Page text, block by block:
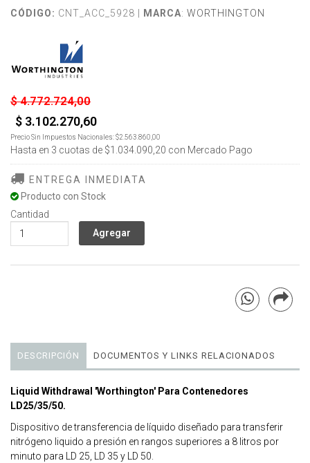
CÓDIGO: CNT_ACC_5928 | MARCA: WORTHINGTON
$ 4.772.724,00
$ 3.102.270,60
Precio Sin Impuestos Nacionales:$2.563.860,00
Hasta en 3 cuotas de $1.034.090,20 con Mercado Pago
ENTREGA INMEDIATA
Producto con Stock
Cantidad
DESCRIPCIÓN DOCUMENTOS Y LINKS RELACIONADOS
Liquid Withdrawal 'Worthington' Para Contenedores
LD25/35/50.
Dispositivo de transferencia de líquido diseñado para transferir
nitrógeno liquido a presión en rangos superiores a 8 litros por
minuto para LD 25, LD 35 y LD 50.